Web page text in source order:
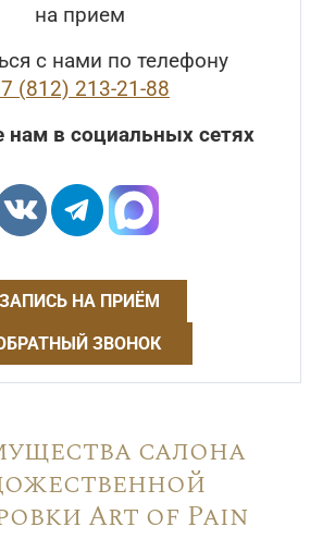
на прием
с нами по телефону
(812) 213-21-88
нам в социальных сетях
ЗАПИСЬ НА ПРИЁМ
ЗВОНОК
салона
Art of Pain